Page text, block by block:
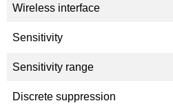
Wireless interface
Sensitivity
Sensitivity range
Discrete suppression